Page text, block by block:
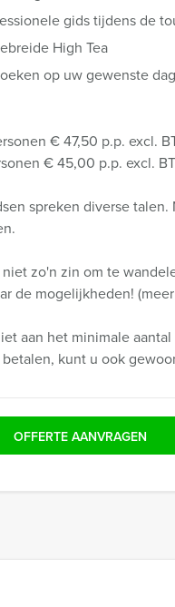
gids tijdens de
High Tea
op uw gewenste
€ 47,50 p.p. excl.
€ 45,00 p.p. excl.
spreken diverse
zo'n zin om te
de mogelijkheden!
aan het minimale
kunt u ook
OFFERTE AANVRAGEN